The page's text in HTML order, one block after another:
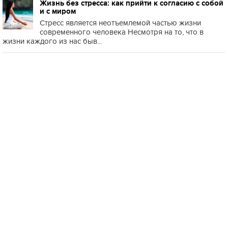
Жизнь без стресса: как прийти к согласию с собой
и с миром
Стресс является неотъемлемой частью жизни
современного человека Несмотря на то, что в
жизни каждого из нас быв...